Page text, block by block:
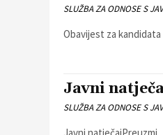
SLUŽBA ZA ODNOSE S
Obavijest za
Javni
SLUŽBA ZA ODNOSE S